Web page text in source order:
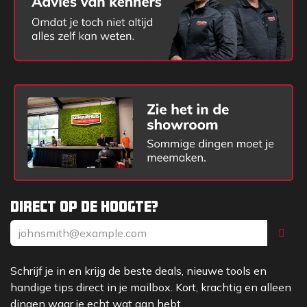
Direct op de hoogte?
Schrijf je in en krijg de beste deals, nieuwe tools en
handige tips direct in je mailbox. Kort, krachtig en alleen
dingen waar je echt wat aan hebt.